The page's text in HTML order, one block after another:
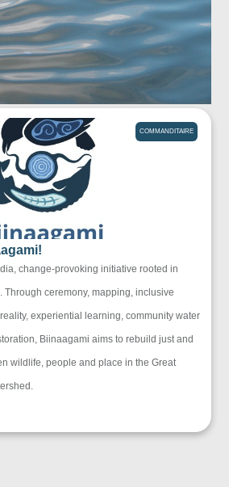
COMMANDITAIRE
change-provoking initiative rooted in
Through ceremony, mapping, inclusive
experiential learning, community water
Biinaagami aims to rebuild just and
wildlife, people and place in the Great